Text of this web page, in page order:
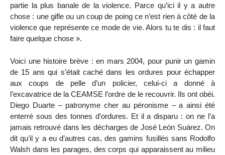
partie la plus banale de la violence. Parce qu’ici il y a autre
chose : une gifle ou un coup de poing ce n’est rien à côté de la
violence que représente ce mode de vie. Alors tu te dis : il faut
faire quelque chose ».
Voici une histoire brève : en mars 2004, pour punir un gamin
de 15 ans qui s’était caché dans les ordures pour échapper
aux coups de pelle d’un policier, celui-ci a donné à
l’excavatrice de la CEAMSE l’ordre de le recouvrir. Ils ont obéi.
Diego Duarte – patronyme cher au péronisme – a ainsi été
enterré sous des tonnes d’ordures. Et il a disparu : on ne l’a
jamais retrouvé dans les décharges de José León Suárez. On
dit qu’il y a eu d’autres cas, des gamins fusillés sans Rodolfo
Walsh dans les parages, des corps qui apparaissent au milieu